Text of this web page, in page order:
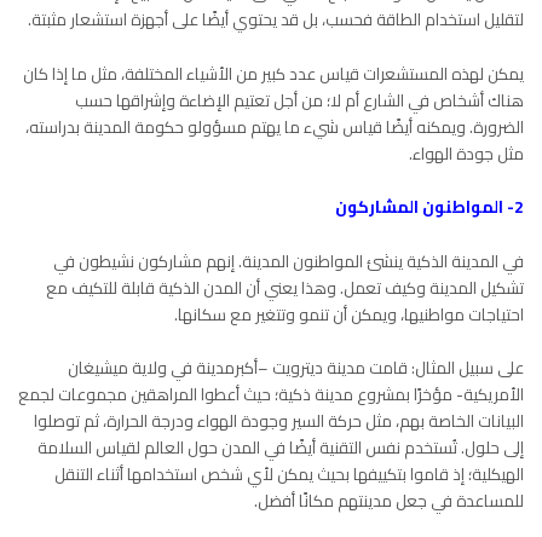
لتقليل استخدام الطاقة فحسب، بل قد يحتوي أيضًا على أجهزة استشعار مثبتة.
يمكن لهذه المستشعرات قياس عدد كبير من الأشياء المختلفة، مثل ما إذا كان
هناك أشخاص في الشارع أم لا؛ من أجل تعتيم الإضاءة وإشراقها حسب
الضرورة. ويمكنه أيضًا قياس شيء ما يهتم مسؤولو حكومة المدينة بدراسته،
مثل جودة الهواء.
2- المواطنون المشاركون
في المدينة الذكية ينشئ المواطنون المدينة. إنهم مشاركون نشيطون في
تشكيل المدينة وكيف تعمل. وهذا يعني أن المدن الذكية قابلة للتكيف مع
احتياجات مواطنيها، ويمكن أن تنمو وتتغير مع سكانها.
على سبيل المثال: قامت مدينة ديترويت –أكبرمدينة في ولاية ميشيغان
الأمريكية- مؤخرًا بمشروع مدينة ذكية؛ حيث أعطوا المراهقين مجموعات لجمع
البيانات الخاصة بهم، مثل حركة السير وجودة الهواء ودرجة الحرارة، ثم توصلوا
إلى حلول. تُستخدم نفس التقنية أيضًا في المدن حول العالم لقياس السلامة
الهيكلية؛ إذ قاموا بتكييفها بحيث يمكن لأي شخص استخدامها أثناء التنقل
للمساعدة في جعل مدينتهم مكانًا أفضل.